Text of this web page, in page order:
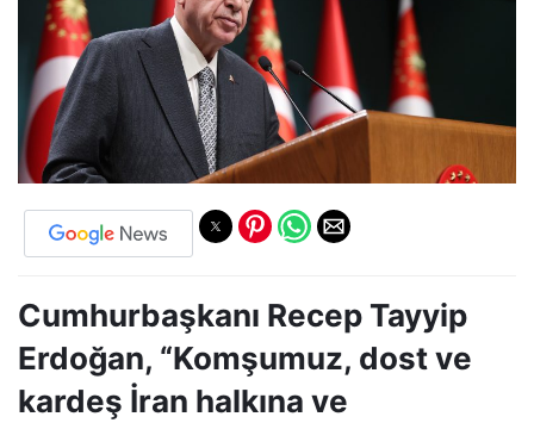
Cumhurbaşkanı Recep Tayyip
Erdoğan, “Komşumuz, dost ve
kardeş İran halkına ve